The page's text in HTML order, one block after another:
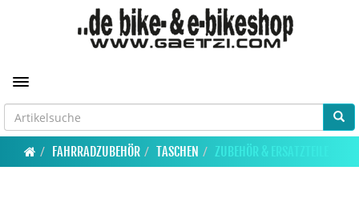
Toggle navigation
FAHRRADZUBEHÖR TASCHEN ZUBEHÖR & ERSATZTEILE